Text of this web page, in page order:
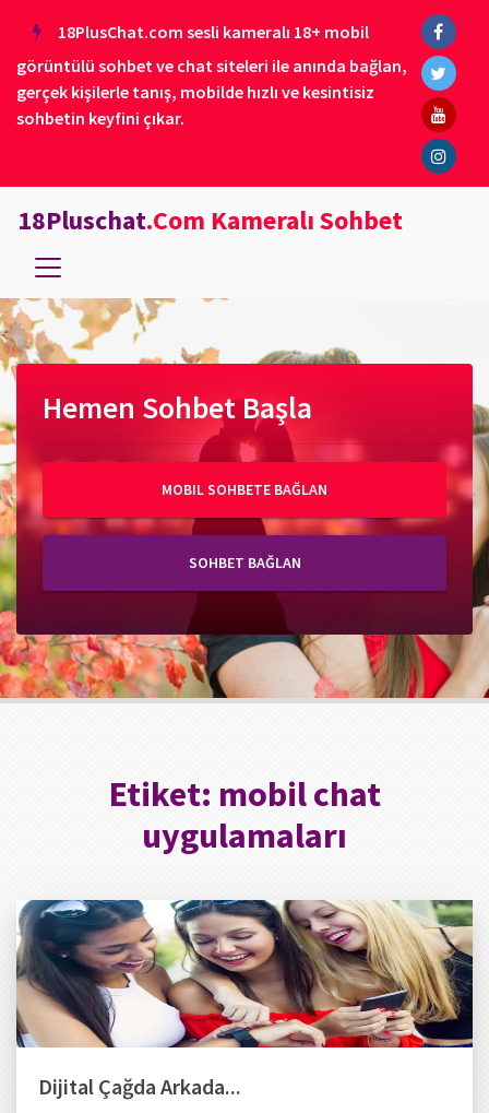
18PlusChat.com sesli kameralı 18+ mobil
görüntülü sohbet ve chat siteleri ile anında bağlan,
gerçek kişilerle tanış, mobilde hızlı ve kesintisiz
sohbetin keyfini çıkar.
18Pluschat.Com Kameralı Sohbet
Hemen Sohbet Başla
MOBIL SOHBETE BAĞLAN
SOHBET BAĞLAN
Etiket: mobil chat
uygulamaları
Dijital Çağda Arkada...